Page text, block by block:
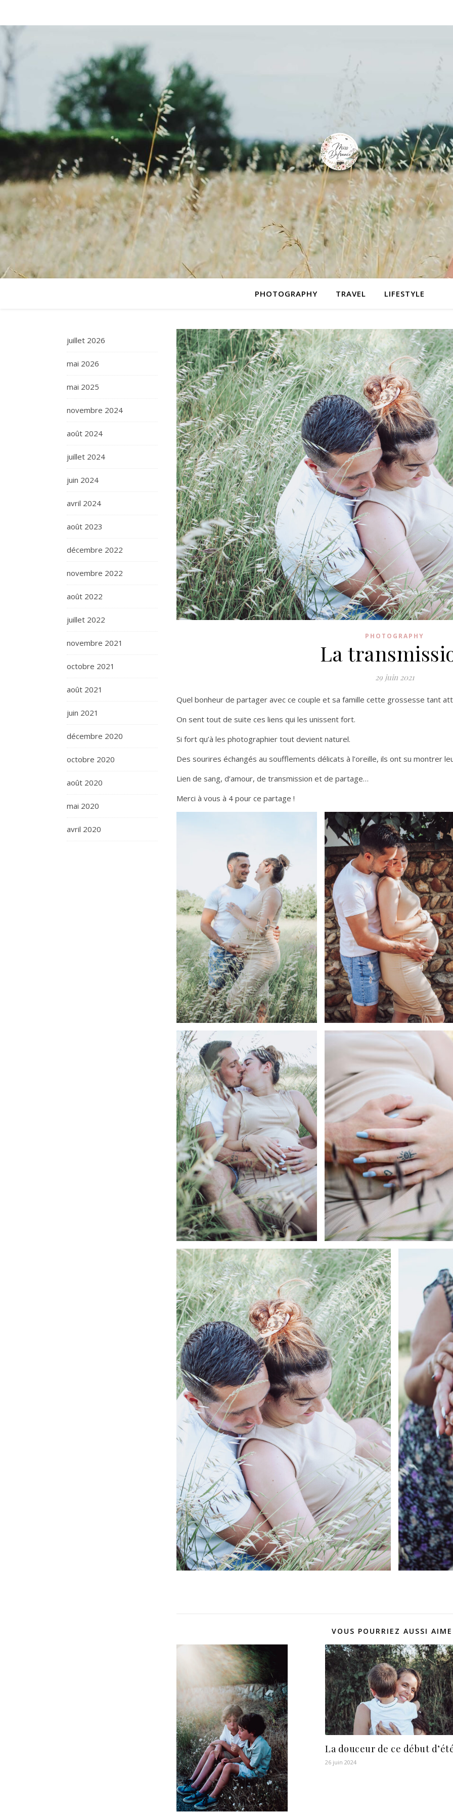
PHOTOGRAPHY TRAVEL LIFESTYLE
juillet 2026
mai 2026
mai 2025
novembre 2024
août 2024
juillet 2024
juin 2024
avril 2024
août 2023
décembre 2022
novembre 2022
août 2022
juillet 2022
novembre 2021
octobre 2021
août 2021
juin 2021
décembre 2020
octobre 2020
août 2020
mai 2020
avril 2020
PHOTOGRAPHY
La
29 juin 2021
Quel bonheur de partager avec ce couple et sa famille cette grossesse tant
On sent tout de suite ces liens qui les unissent fort.
Si fort qu’à les photographier tout devient naturel.
Des sourires échangés au soufflements délicats à l’oreille, ils ont su montrer
Lien de sang, d’amour, de transmission et de partage…
Merci à vous à 4 pour ce partage !
VOUS POURRIEZ AUSSI
La douceur de ce début
26 juin 2024